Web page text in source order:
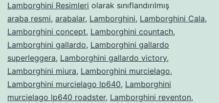
Lamborghini Resimleri olarak sınıflandırılmış
araba resmi, arabalar, Lamborghini, Lamborghini Cala,
Lamborghini concept, Lamborghini countach,
Lamborghini gallardo, Lamborghini gallardo
superleggera, Lamborghini gallardo victory,
Lamborghini miura, Lamborghini murcielago,
Lamborghini murcielago lp640, Lamborghini
murcielago lp640 roadster, Lamborghini reventon,